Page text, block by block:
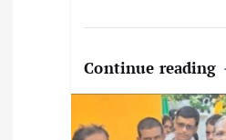
Continue reading